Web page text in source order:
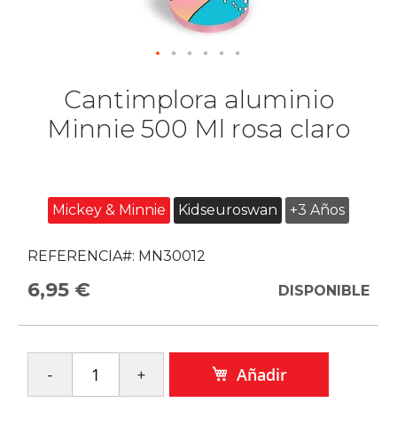
Cantimplora aluminio
Minnie 500 Ml rosa claro
Mickey & Minnie Kidseuroswan +3 Años
REFERENCIA#: MN30012
6,95 € DISPONIBLE
Añadir